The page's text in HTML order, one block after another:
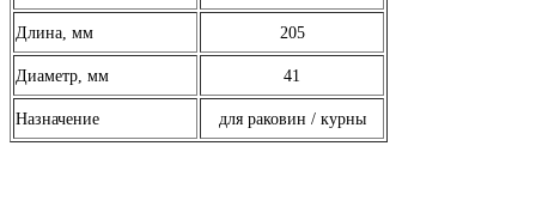
Длина, мм 205
Диаметр, мм 41
Назначение для раковин / курны